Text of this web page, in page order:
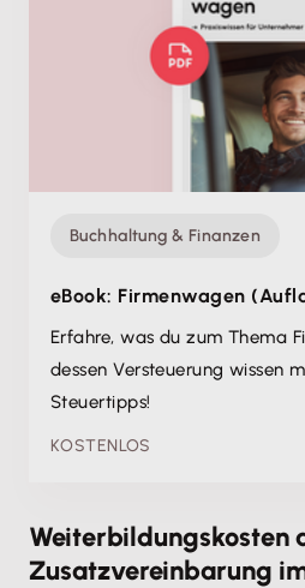
Buchhaltung & Finanzen
eBook: Firmenwagen
Erfahre, was du zum Thema
dessen Versteuerung wissen
Steuertipps!
KOSTENLOS
Weiterbildungskosten
Zusatzvereinbarung